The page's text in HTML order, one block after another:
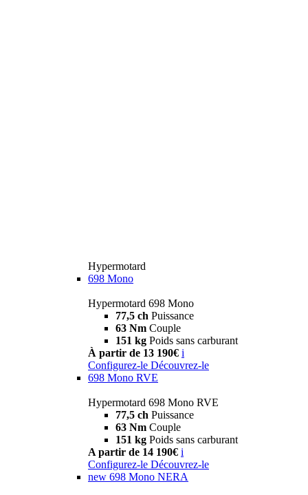
Hypermotard
698 Mono
Hypermotard 698 Mono
77,5 ch Puissance
63 Nm Couple
151 kg Poids sans carburant
À partir de 13 190€ i
Configurez-le Découvrez-le
698 Mono RVE
Hypermotard 698 Mono RVE
77,5 ch Puissance
63 Nm Couple
151 kg Poids sans carburant
A partir de 14 190€ i
Configurez-le Découvrez-le
new 698 Mono NERA